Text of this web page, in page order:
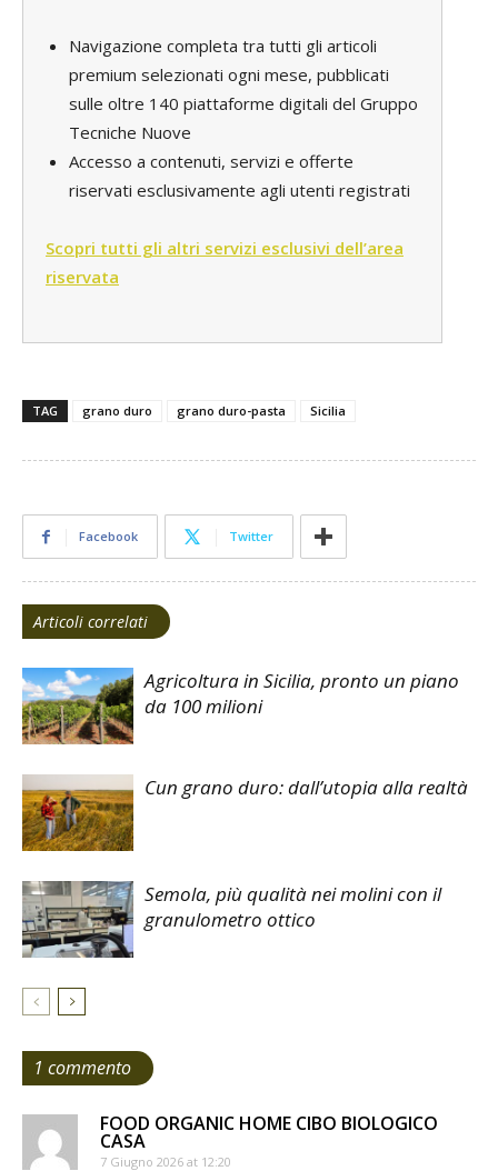
Navigazione completa tra tutti gli articoli
premium selezionati ogni mese, pubblicati
sulle oltre 140 piattaforme digitali del Gruppo
Tecniche Nuove
Accesso a contenuti, servizi e offerte
riservati esclusivamente agli utenti registrati
Scopri tutti gli altri servizi esclusivi dell’area
riservata
TAG grano duro grano duro-pasta Sicilia
Facebook Twitter
Articoli correlati
Agricoltura in Sicilia, pronto un piano
da 100 milioni
Cun grano duro: dall’utopia alla realtà
Semola, più qualità nei molini con il
granulometro ottico
1 commento
FOOD ORGANIC HOME CIBO BIOLOGICO
CASA
7 Giugno 2026 at 12:20